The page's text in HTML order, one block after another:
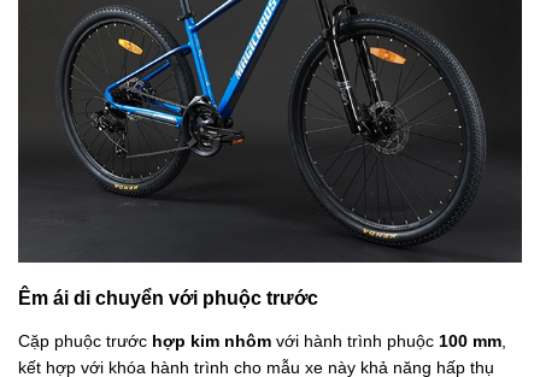
Êm ái di chuyển với phuộc trước
Cặp phuộc trước hợp kim nhôm với hành trình phuộc 100 mm,
kết hợp với khóa hành trình cho mẫu xe này khả năng hấp thụ